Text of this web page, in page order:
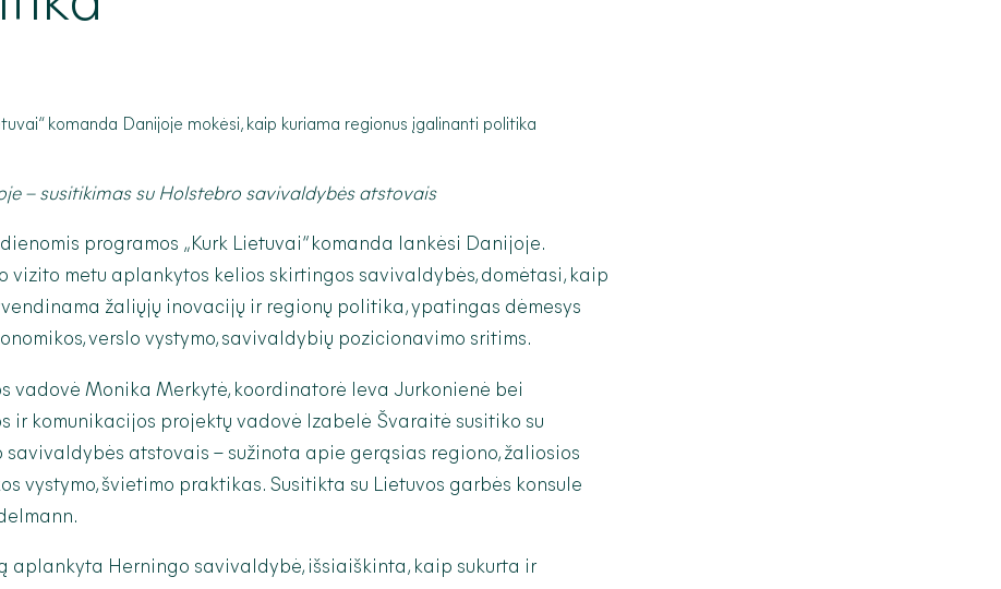
– susitikimas su Holstebro savivaldybės atstovais
dienomis programos „Kurk Lietuvai“ komanda lankėsi Danijoje.
vizito metu aplankytos kelios skirtingos savivaldybės, domėtasi, kaip
žaliųjų inovacijų ir regionų politika, ypatingas dėmesys
verslo vystymo, savivaldybių pozicionavimo sritims.
vadovė Monika Merkytė, koordinatorė Ieva Jurkonienė bei
ir komunikacijos projektų vadovė Izabelė Švaraitė susitiko su
savivaldybės atstovais – sužinota apie gerąsias regiono, žaliosios
vystymo, švietimo praktikas. Susitikta su Lietuvos garbės konsule
aplankyta Herningo savivaldybė, išsiaiškinta, kaip sukurta ir